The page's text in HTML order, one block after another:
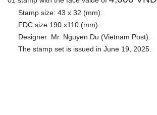
Stamp size: 43 x 32 (mm).
FDC size:190 x110 (mm).
Designer: Mr. Nguyen Du (Vietnam Post).
The stamp set is issued in June 19, 2025.